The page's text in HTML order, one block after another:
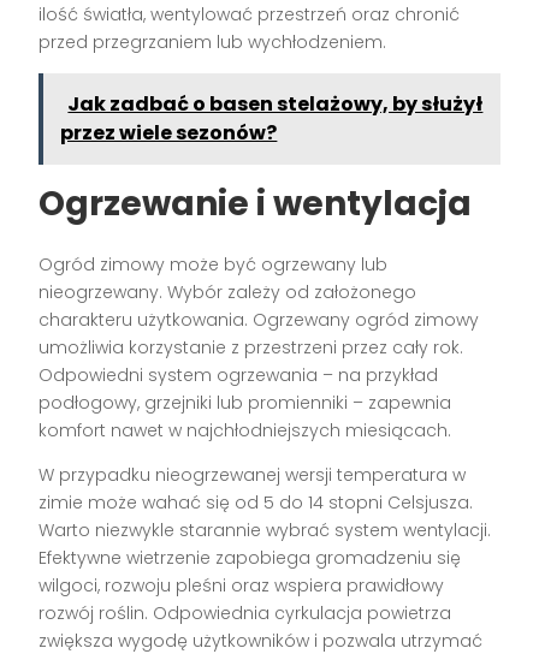
ilość światła, wentylować przestrzeń oraz chronić
przed przegrzaniem lub wychłodzeniem.
Jak zadbać o basen stelażowy, by służył
przez wiele sezonów?
Ogrzewanie i wentylacja
Ogród zimowy może być ogrzewany lub
nieogrzewany. Wybór zależy od założonego
charakteru użytkowania. Ogrzewany ogród zimowy
umożliwia korzystanie z przestrzeni przez cały rok.
Odpowiedni system ogrzewania – na przykład
podłogowy, grzejniki lub promienniki – zapewnia
komfort nawet w najchłodniejszych miesiącach.
W przypadku nieogrzewanej wersji temperatura w
zimie może wahać się od 5 do 14 stopni Celsjusza.
Warto niezwykle starannie wybrać system wentylacji.
Efektywne wietrzenie zapobiega gromadzeniu się
wilgoci, rozwoju pleśni oraz wspiera prawidłowy
rozwój roślin. Odpowiednia cyrkulacja powietrza
zwiększa wygodę użytkowników i pozwala utrzymać